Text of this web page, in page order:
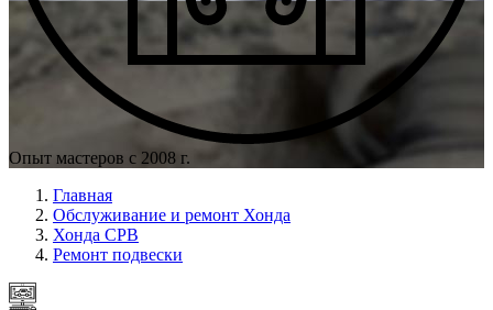
Опыт мастеров с 2008 г.
Главная
Обслуживание и ремонт Хонда
Хонда СРВ
Ремонт подвески